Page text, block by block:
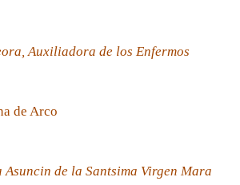
Auxiliadora de los Enfermos
de Arco
Asuncin de la Santsima Virgen Mara